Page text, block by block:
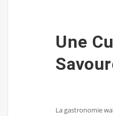
Une
La gastronomie